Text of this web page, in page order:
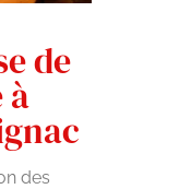
de
à
des